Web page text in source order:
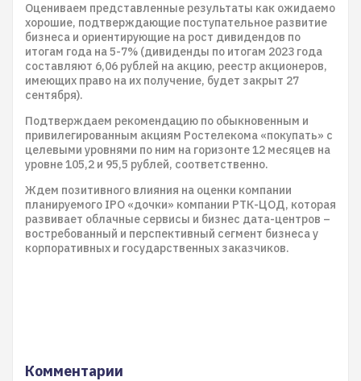
Оцениваем представленные результаты как ожидаемо
хорошие, подтверждающие поступательное развитие
бизнеса и ориентирующие на рост дивидендов по
итогам года на 5-7% (дивиденды по итогам 2023 года
составляют 6,06 рублей на акцию, реестр акционеров,
имеющих право на их получение, будет закрыт 27
сентября).
Подтверждаем рекомендацию по обыкновенным и
привилегированным акциям Ростелекома «покупать» с
целевыми уровнями по ним на горизонте 12 месяцев на
уровне 105,2 и 95,5 рублей, соответственно.
Ждем позитивного влияния на оценки компании
планируемого IPO «дочки» компании РТК-ЦОД, которая
развивает облачные сервисы и бизнес дата-центров –
востребованный и перспективный сегмент бизнеса у
корпоративных и государственных заказчиков.
Комментарии